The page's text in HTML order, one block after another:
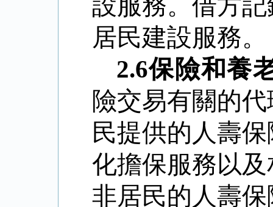
居民建設服務。
2.6保險和養
險交易有關的
民提供的人壽
化擔保服務以
非居民的人壽